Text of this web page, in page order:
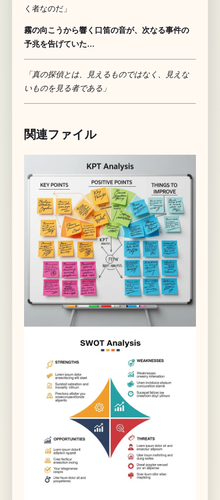
く者なのだ」
霧の向こうから響く口笛の音が、次なる事件の
予兆を告げていた…
「真の探偵とは、見えるものではなく、見えな
いものを見る者である」
関連ファイル